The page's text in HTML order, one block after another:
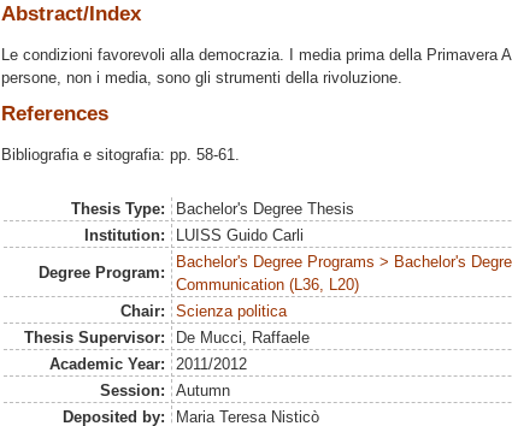
Abstract/Index
Le condizioni favorevoli alla democrazia. I media prima della Primavera
persone, non i media, sono gli strumenti della rivoluzione.
References
Bibliografia e sitografia: pp. 58-61.
Thesis Type:
Bachelor's Degree Thesis
Institution:
LUISS Guido Carli
Degree Program:
Bachelor's Degree Programs > Bachelor's
Communication (L36, L20)
Chair:
Scienza politica
Thesis Supervisor:
De Mucci, Raffaele
Academic Year:
2011/2012
Session:
Autumn
Deposited by:
Maria Teresa Nisticò